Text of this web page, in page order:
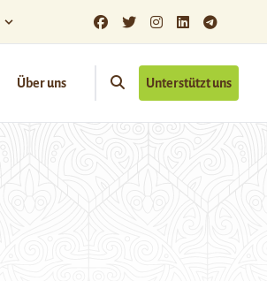
Über uns Unterstützt uns